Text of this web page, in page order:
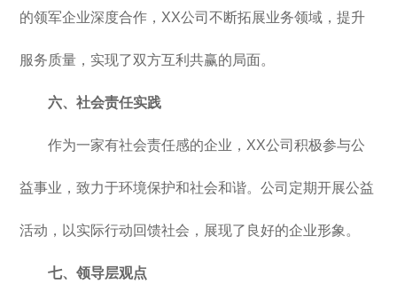
的领军企业深度合作，XX公司不断拓展业务领域，提升
服务质量，实现了双方互利共赢的局面。
六、社会责任实践
作为一家有社会责任感的企业，XX公司积极参与公
益事业，致力于环境保护和社会和谐。公司定期开展公益
活动，以实际行动回馈社会，展现了良好的企业形象。
七、领导层观点